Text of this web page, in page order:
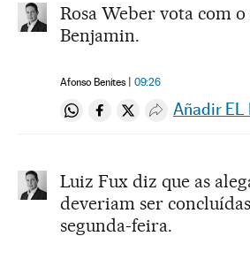
Rosa Weber vota com
Benjamin.
Afonso Benites 09:26
Compartir en Whatsapp
Compartir en Facebook
Compartir en
Desplegar
Añadir EL
Luiz Fux diz que as
deveriam ser
segunda-feira.